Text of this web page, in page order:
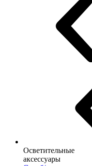
Осветительные
аксессуары